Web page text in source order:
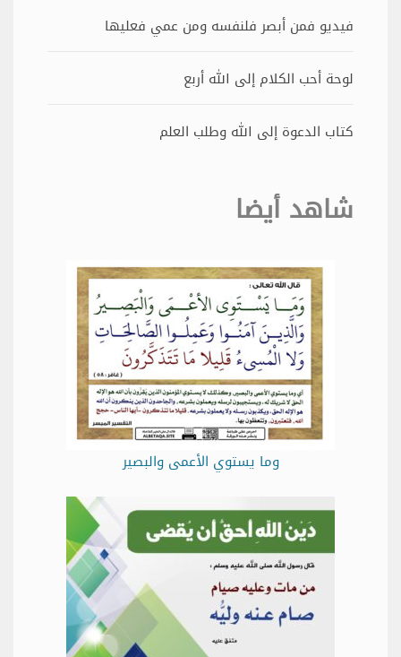
فيديو فمن أبصر فلنفسه ومن عمي فعليها
لوحة أحب الكلام إلى الله أربع
كتاب الدعوة إلى الله وطلب العلم
شاهد أيضا
وما يستوي الأعمى والبصير